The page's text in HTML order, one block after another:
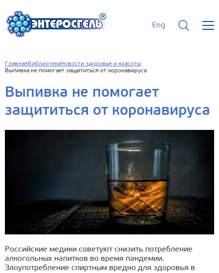
Eng
Главная БиблиотекаНовости здоровья и красоты
Выпивка не помогает защититься от коронавируса
Выпивка не помогает
защититься от коронавируса
Российские медики советуют снизить потребление
алкогольных напитков во время пандемии.
Злоупотребление спиртным вредно для здоровья в